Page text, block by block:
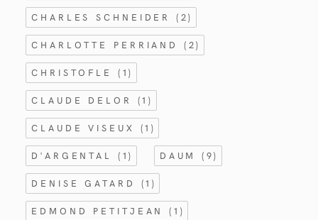
CHARLES SCHNEIDER(2)
CHARLOTTE PERRIAND(2)
CHRISTOFLE (1)
CLAUDE DELOR (1)
CLAUDE VISEUX (1)
D'ARGENTAL (1) DAUM(9)
DENISE GATARD (1)
EDMOND PETITJEAN(1)